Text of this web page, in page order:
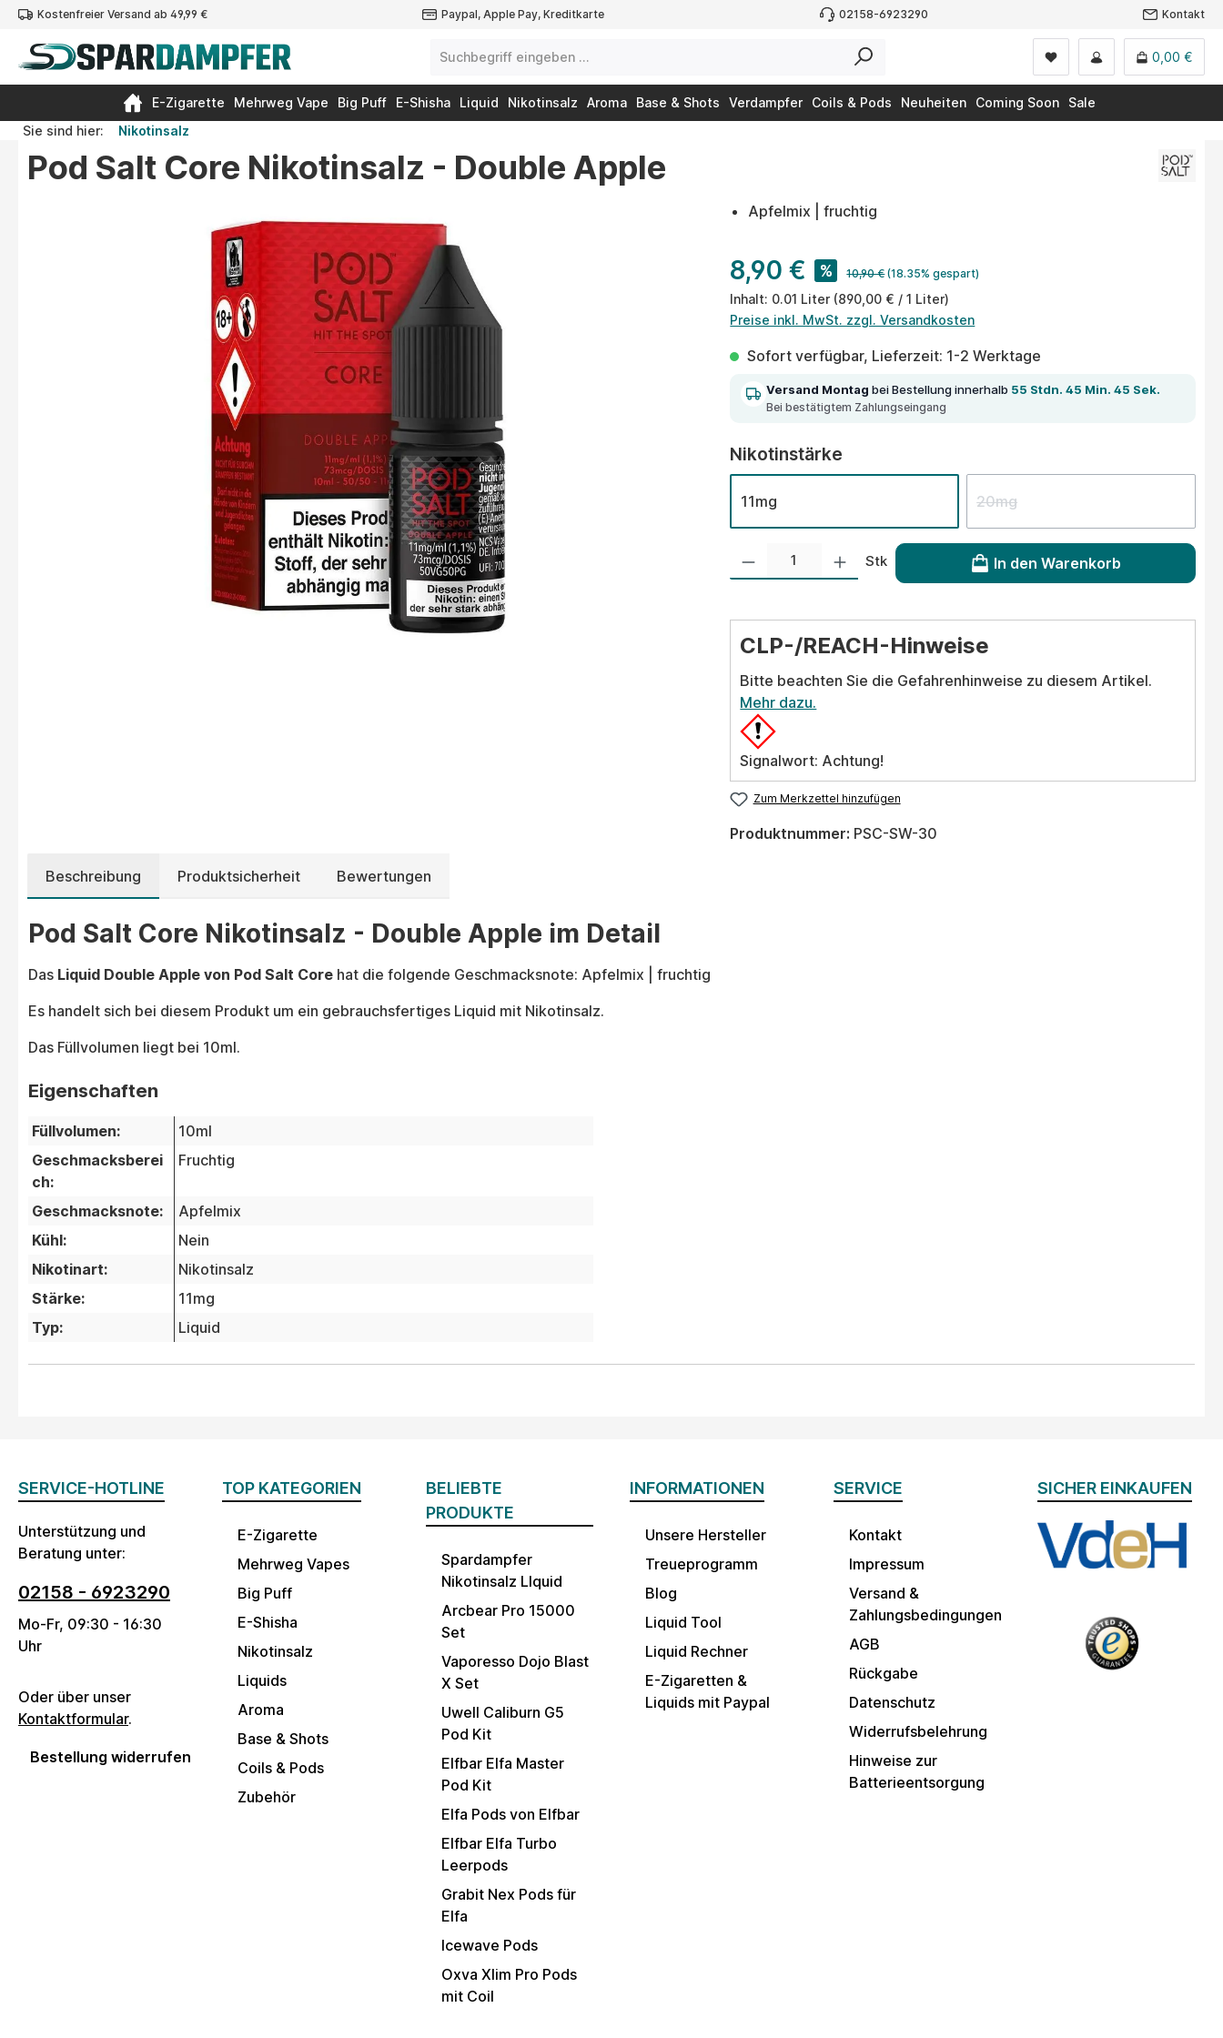
Zur Hauptnavigation springen
Kostenfreier Versand ab 49,99 € Paypal, Apple Pay, Kreditkarte 02158-6923290 Kontakt
0,00 €
E-Zigarette Mehrweg Vape Big Puff E-Shisha Liquid Nikotinsalz Aroma Base & Shots Verdampfer Coils & Pods Neuheiten Coming Soon
Sale
Sie sind hier:
Nikotinsalz
Pod Salt Core Nikotinsalz - Double Apple
Apfelmix | fruchtig
8,90 € % 10,90 € (18.35% gespart)
Inhalt: 0.01 Liter (890,00 € / 1 Liter)
Preise inkl. MwSt. zzgl. Versandkosten
Sofort verfügbar, Lieferzeit: 1-2 Werktage
Versand Montag bei Bestellung innerhalb 55 Stdn. 45 Min. 45 Sek.
Bei bestätigtem Zahlungseingang
Nikotinstärke
11mg 20mg
Produkt Anzahl: Gib den gewünschten Wert ein oder benutze die Schaltflächen um die
Stk In den Warenkorb
CLP-/REACH-Hinweise
Bitte beachten Sie die Gefahrenhinweise zu diesem Artikel.
Mehr dazu.
Signalwort: Achtung!
Zum Merkzettel hinzufügen
Produktnummer: PSC-SW-30
Beschreibung Produktsicherheit Bewertungen
Pod Salt Core Nikotinsalz - Double Apple im Detail
Das Liquid Double Apple von Pod Salt Core hat die folgende Geschmacksnote: Apfelmix | fruchtig
Es handelt sich bei diesem Produkt um ein gebrauchsfertiges Liquid mit Nikotinsalz.
Das Füllvolumen liegt bei 10ml.
Eigenschaften
Füllvolumen:
10ml
Geschmacksberei
ch:
Fruchtig
Geschmacksnote:
Apfelmix
Kühl:
Nein
Nikotinart:
Nikotinsalz
Stärke:
11mg
Typ:
Liquid
SERVICE-HOTLINE
Unterstützung und
Beratung unter:
02158 - 6923290
Mo-Fr, 09:30 - 16:30
Uhr
Oder über unser
Kontaktformular.
Bestellung widerrufen
TOP KATEGORIEN
E-Zigarette
Mehrweg Vapes
Big Puff
E-Shisha
Nikotinsalz
Liquids
Aroma
Base & Shots
Coils & Pods
Zubehör
BELIEBTE
PRODUKTE
Spardampfer
Nikotinsalz LIquid
Arcbear Pro 15000
Set
Vaporesso Dojo Blast
X Set
Uwell Caliburn G5
Pod Kit
Elfbar Elfa Master
Pod Kit
Elfa Pods von Elfbar
Elfbar Elfa Turbo
Leerpods
Grabit Nex Pods für
Elfa
Icewave Pods
Oxva Xlim Pro Pods
mit Coil
INFORMATIONEN
Unsere Hersteller
Treueprogramm
Blog
Liquid Tool
Liquid Rechner
E-Zigaretten &
Liquids mit Paypal
SERVICE
Kontakt
Impressum
Versand &
Zahlungsbedingungen
AGB
Rückgabe
Datenschutz
Widerrufsbelehrung
Hinweise zur
Batterieentsorgung
SICHER EINKAUFEN